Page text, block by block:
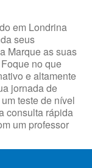
em Londrina
seus
Marque as suas
no que
e altamente
jornada de
teste de nível
consulta rápida
um professor